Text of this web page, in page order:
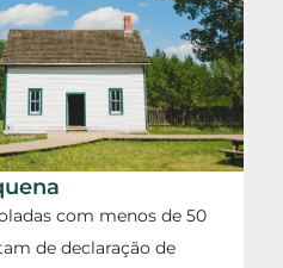
com menos de 50
de declaração de